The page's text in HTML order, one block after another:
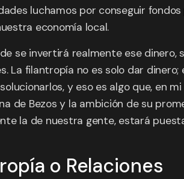
luchamos por conseguir fondos
economía local.
se invertirá realmente ese dinero,
La filantropía no es solo dar dinero;
y eso es algo que, en mi
de Bezos y la ambición de su
la de nuestra gente, estará
o Relaciones